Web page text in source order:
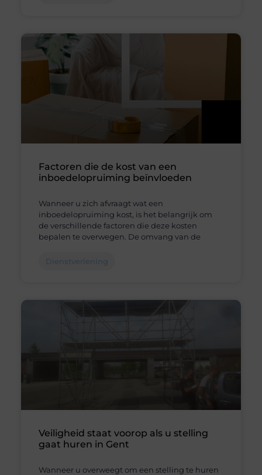
Factoren die de kost van een
inboedelopruiming beïnvloeden
Wanneer u zich afvraagt wat een
inboedelopruiming kost, is het belangrijk om
de verschillende factoren die deze kosten
bepalen te overwegen. De omvang van de
Dienstverlening
Veiligheid staat voorop als u stelling
gaat huren in Gent
Wanneer u overweegt om een stelling te huren